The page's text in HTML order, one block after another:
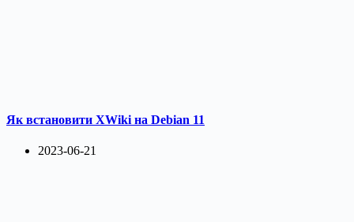
Як встановити XWiki на Debian 11
2023-06-21